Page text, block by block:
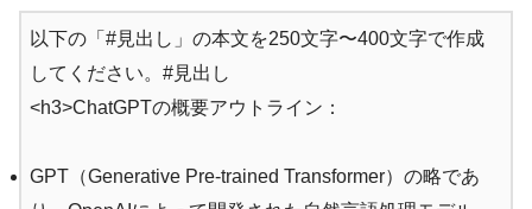
以下の「#見出し」の本文を250文字〜400文字で作成
してください。#見出し
<h3>ChatGPTの概要アウトライン：
GPT（Generative Pre-trained Transformer）の略であ